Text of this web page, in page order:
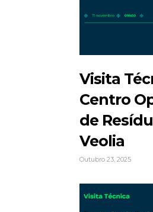
Visita
Centro
de
Veolia
Outubro 23, 2025